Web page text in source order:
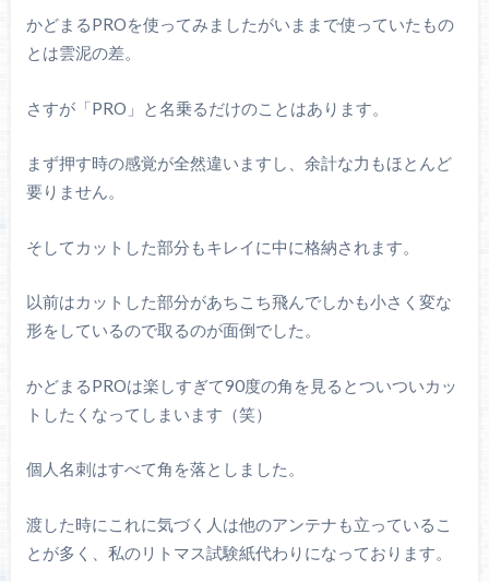
かどまるPROを使ってみましたがいままで使っていたもの
とは雲泥の差。
さすが「PRO」と名乗るだけのことはあります。
まず押す時の感覚が全然違いますし、余計な力もほとんど
要りません。
そしてカットした部分もキレイに中に格納されます。
以前はカットした部分があちこち飛んでしかも小さく変な
形をしているので取るのが面倒でした。
かどまるPROは楽しすぎて90度の角を見るとついついカッ
トしたくなってしまいます（笑）
個人名刺はすべて角を落としました。
渡した時にこれに気づく人は他のアンテナも立っているこ
とが多く、私のリトマス試験紙代わりになっております。